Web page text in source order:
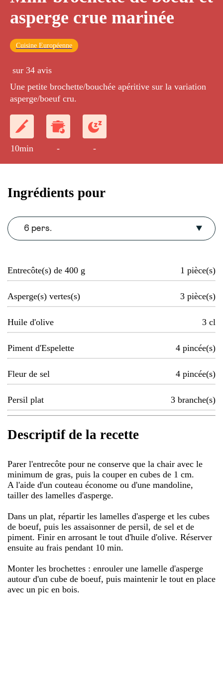
asperge crue marinée
Cuisine Européenne
sur 34 avis
Une petite brochette/bouchée apéritive sur la variation
asperge/boeuf cru.
10min - -
Ingrédients pour
6 pers.
Entrecôte(s) de 400 g 1 pièce(s)
Asperge(s) vertes(s) 3 pièce(s)
Huile d'olive 3 cl
Piment d'Espelette 4 pincée(s)
Fleur de sel 4 pincée(s)
Persil plat 3 branche(s)
Descriptif de la recette
Parer l'entrecôte pour ne conserve que la chair avec le
minimum de gras, puis la couper en cubes de 1 cm.
A l'aide d'un couteau économe ou d'une mandoline,
tailler des lamelles d'asperge.
Dans un plat, répartir les lamelles d'asperge et les cubes
de boeuf, puis les assaisonner de persil, de sel et de
piment. Finir en arrosant le tout d'huile d'olive. Réserver
ensuite au frais pendant 10 min.
Monter les brochettes : enrouler une lamelle d'asperge
autour d'un cube de boeuf, puis maintenir le tout en place
avec un pic en bois.